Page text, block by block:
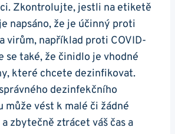
Zkontrolujte, jestli na etiketě
napsáno, že je účinný proti
virům, například proti COVID-
se také, že činidlo je vhodné
které chcete dezinfikovat.
dezinfekčního
může vést k malé či žádné
zbytečně ztrácet váš čas a